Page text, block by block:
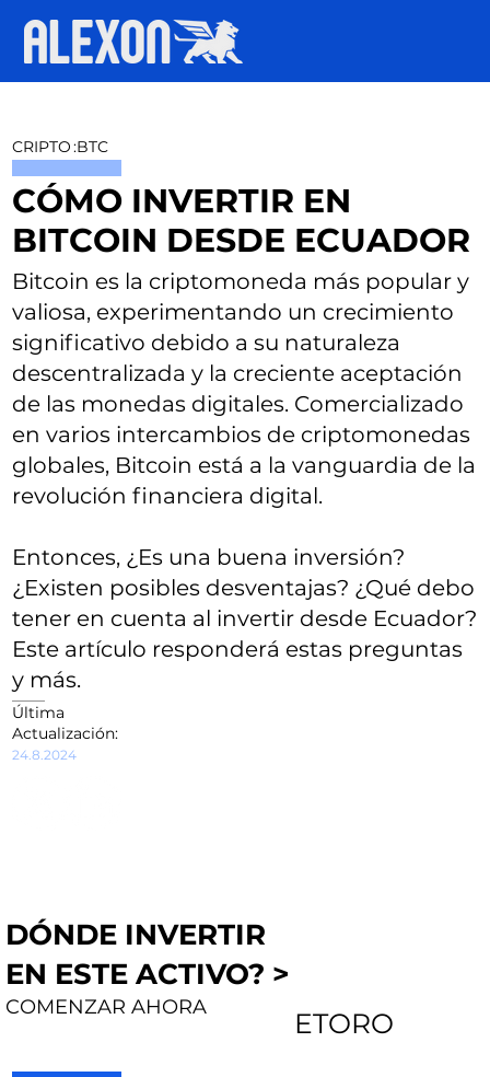
CRIPTO:BTC
CÓMO INVERTIR EN
BITCOIN DESDE ECUADOR
Bitcoin es la criptomoneda más popular y
valiosa, experimentando un crecimiento
significativo debido a su naturaleza
descentralizada y la creciente aceptación
de las monedas digitales. Comercializado
en varios intercambios de criptomonedas
globales, Bitcoin está a la vanguardia de la
revolución financiera digital.
Entonces, ¿Es una buena inversión?
¿Existen posibles desventajas? ¿Qué debo
tener en cuenta al invertir desde Ecuador?
Este artículo responderá estas preguntas
y más.
Última
Actualización:
24.8.2024
DÓNDE INVERTIR
EN ESTE ACTIVO? >
COMENZAR AHORA
ETORO